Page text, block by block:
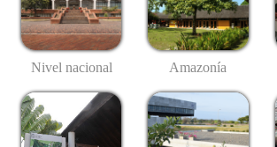
Nivel nacional Amazonía